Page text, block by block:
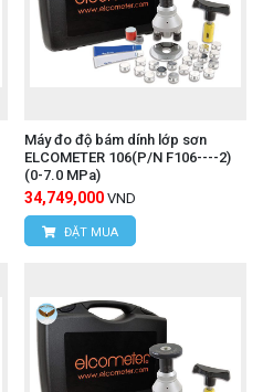
Máy đo độ bám dính lớp sơn
ELCOMETER 106(P/N F106----2)
(0-7.0 MPa)
34,749,000 VND
ĐẶT MUA